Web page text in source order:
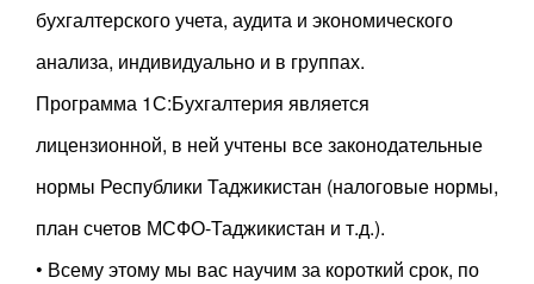
бухгалтерского учета, аудита и экономического
анализа, индивидуально и в группах.
Программа 1С:Бухгалтерия является
лицензионной, в ней учтены все законодательные
нормы Республики Таджикистан (налоговые нормы,
план счетов МСФО-Таджикистан и т.д.).
• Всему этому мы вас научим за короткий срок, по